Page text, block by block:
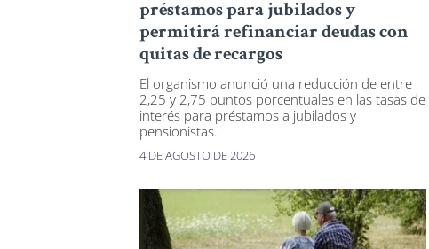
préstamos para jubilados y
permitirá refinanciar deudas con
quitas de recargos
El organismo anunció una reducción de entre
2,25 y 2,75 puntos porcentuales en las tasas de
interés para préstamos a jubilados y
pensionistas.
4 DE AGOSTO DE 2026